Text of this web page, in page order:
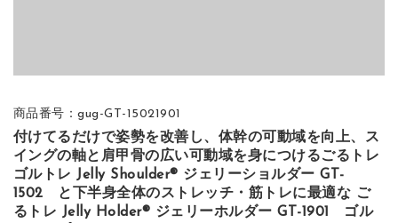
商品番号：gug-GT-15021901
付けてるだけで姿勢を改善し、体幹の可動域を向上、ス
イングの軸と肩甲骨の広い可動域を身につけるごるトレ
ゴルトレ Jelly Shoulder® ジェリーショルダー GT-
1502 と下半身全体のストレッチ・筋トレに最適な ご
るトレ Jelly Holder® ジェリーホルダー GT-1901 ゴル